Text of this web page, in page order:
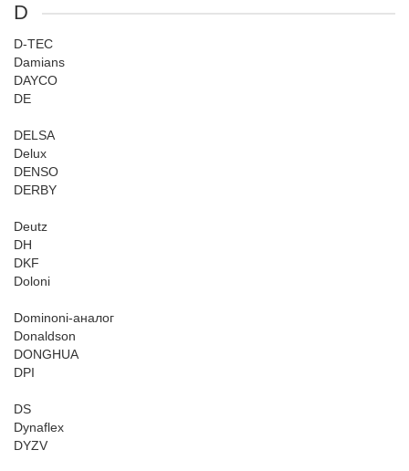
D
D-TEC
Damians
DAYCO
DE
DELSA
Delux
DENSO
DERBY
Deutz
DH
DKF
Doloni
Dominoni-аналог
Donaldson
DONGHUA
DPI
DS
Dynaflex
DYZV